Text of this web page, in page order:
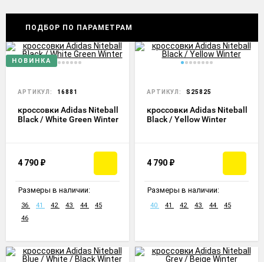
ПОДБОР ПО ПАРАМЕТРАМ
НОВИНКА
АРТИКУЛ: 16881
кроссовки Adidas Niteball
Black / White Green Winter
4 790 ₽
Размеры в наличии:
36 41 42 43 44
45
46
АРТИКУЛ: S25825
кроссовки Adidas Niteball
Black / Yellow Winter
4 790 ₽
Размеры в наличии:
40 41 42 43 44 45